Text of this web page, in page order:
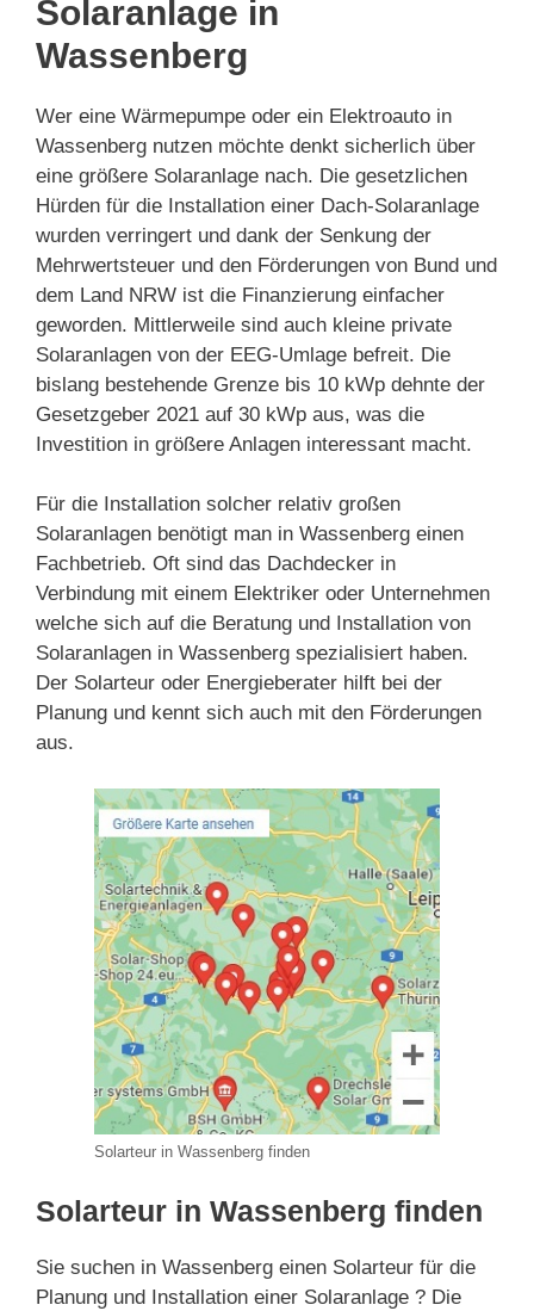
Solaranlage in
Wassenberg
Wer eine Wärmepumpe oder ein Elektroauto in
Wassenberg nutzen möchte denkt sicherlich über
eine größere Solaranlage nach. Die gesetzlichen
Hürden für die Installation einer Dach-Solaranlage
wurden verringert und dank der Senkung der
Mehrwertsteuer und den Förderungen von Bund und
dem Land NRW ist die Finanzierung einfacher
geworden. Mittlerweile sind auch kleine private
Solaranlagen von der EEG-Umlage befreit. Die
bislang bestehende Grenze bis 10 kWp dehnte der
Gesetzgeber 2021 auf 30 kWp aus, was die
Investition in größere Anlagen interessant macht.
Für die Installation solcher relativ großen
Solaranlagen benötigt man in Wassenberg einen
Fachbetrieb. Oft sind das Dachdecker in
Verbindung mit einem Elektriker oder Unternehmen
welche sich auf die Beratung und Installation von
Solaranlagen in Wassenberg spezialisiert haben.
Der Solarteur oder Energieberater hilft bei der
Planung und kennt sich auch mit den Förderungen
aus.
Solarteur in Wassenberg finden
Solarteur in Wassenberg finden
Sie suchen in Wassenberg einen Solarteur für die
Planung und Installation einer Solaranlage ? Die